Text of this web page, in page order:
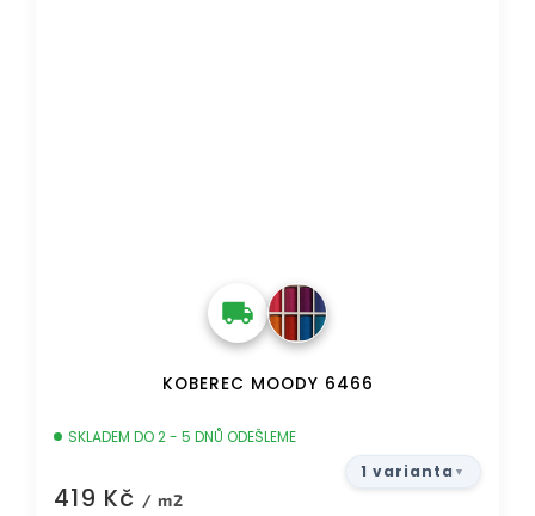
KOBEREC MOODY 6466
SKLADEM DO 2 - 5 DNŮ ODEŠLEME
419 Kč / m2
1 varianta